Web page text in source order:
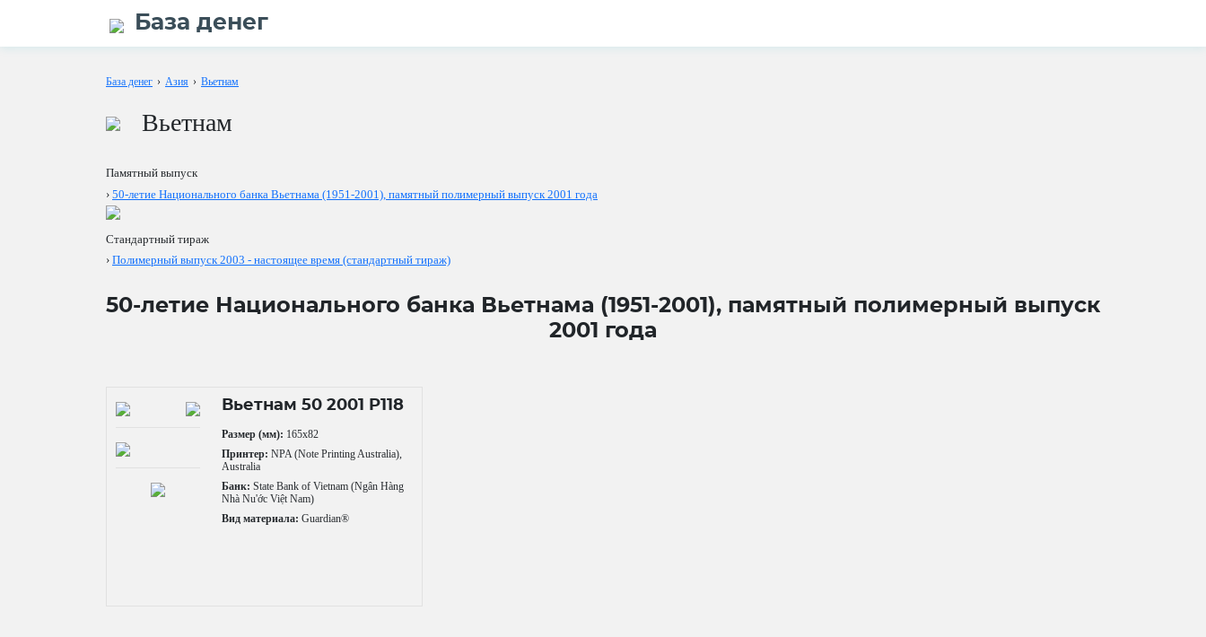
База денег
База денег › Азия › Вьетнам
Вьетнам
Памятный выпуск
› 50-летие Национального банка Вьетнама (1951-2001), памятный полимерный выпуск 2001 года
Стандартный тираж
› Полимерный выпуск 2003 - настоящее время (стандартный тираж)
50-летие Национального банка Вьетнама (1951-2001), памятный полимерный выпуск
2001 года
Вьетнам 50 2001 P118
Размер (мм): 165x82
Принтер: NPA (Note Printing Australia),
Australia
Банк: State Bank of Vietnam (Ngân Hàng
Nhà Nu'ớc Việt Nam)
Вид материала: Guardian®